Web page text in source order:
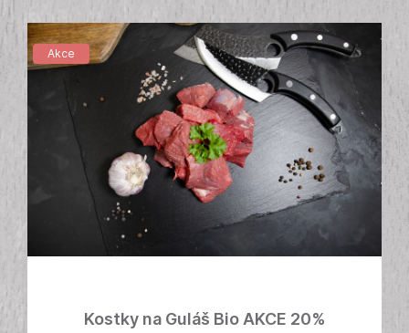
Akce
Kostky na Guláš Bio AKCE 20%